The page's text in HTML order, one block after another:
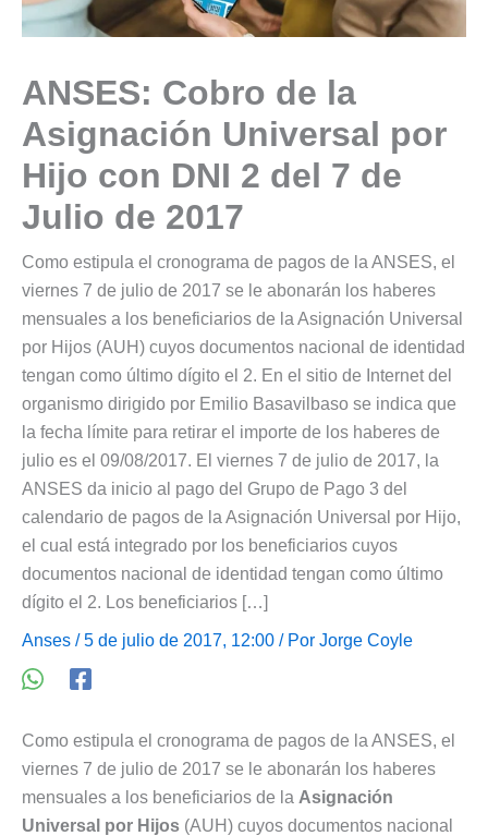
ANSES: Cobro de la
Asignación Universal por
Hijo con DNI 2 del 7 de
Julio de 2017
Como estipula el cronograma de pagos de la ANSES, el
viernes 7 de julio de 2017 se le abonarán los haberes
mensuales a los beneficiarios de la Asignación Universal
por Hijos (AUH) cuyos documentos nacional de identidad
tengan como último dígito el 2. En el sitio de Internet del
organismo dirigido por Emilio Basavilbaso se indica que
la fecha límite para retirar el importe de los haberes de
julio es el 09/08/2017. El viernes 7 de julio de 2017, la
ANSES da inicio al pago del Grupo de Pago 3 del
calendario de pagos de la Asignación Universal por Hijo,
el cual está integrado por los beneficiarios cuyos
documentos nacional de identidad tengan como último
dígito el 2. Los beneficiarios […]
Anses / 5 de julio de 2017, 12:00 / Por Jorge Coyle
Como estipula el cronograma de pagos de la ANSES, el
viernes 7 de julio de 2017 se le abonarán los haberes
mensuales a los beneficiarios de la Asignación
Universal por Hijos (AUH) cuyos documentos nacional